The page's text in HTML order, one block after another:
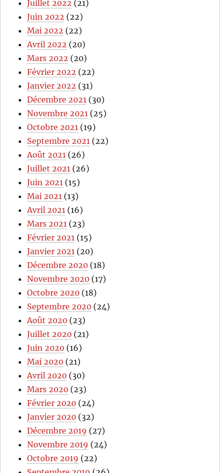
Juillet 2022 (21)
Juin 2022 (22)
Mai 2022 (22)
Avril 2022 (20)
Mars 2022 (20)
Février 2022 (22)
Janvier 2022 (31)
Décembre 2021 (30)
Novembre 2021 (25)
Octobre 2021 (19)
Septembre 2021 (22)
Août 2021 (26)
Juillet 2021 (26)
Juin 2021 (15)
Mai 2021 (13)
Avril 2021 (16)
Mars 2021 (23)
Février 2021 (15)
Janvier 2021 (20)
Décembre 2020 (18)
Novembre 2020 (17)
Octobre 2020 (18)
Septembre 2020 (24)
Août 2020 (23)
Juillet 2020 (21)
Juin 2020 (16)
Mai 2020 (21)
Avril 2020 (30)
Mars 2020 (23)
Février 2020 (24)
Janvier 2020 (32)
Décembre 2019 (27)
Novembre 2019 (24)
Octobre 2019 (22)